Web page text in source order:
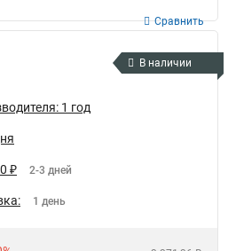
Сравнить
В наличии
1 год
₽ 2-3 дней
1 день